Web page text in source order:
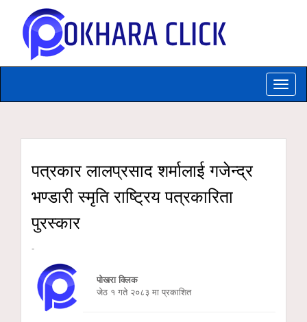
Toggle
पत्रकार लालप्रसाद शर्मालाई गजेन्द्र
भण्डारी स्मृति राष्ट्रिय पत्रकारिता
पुरस्कार
-
पोखरा क्लिक
जेठ १ गते २०८३ मा प्रकाशित